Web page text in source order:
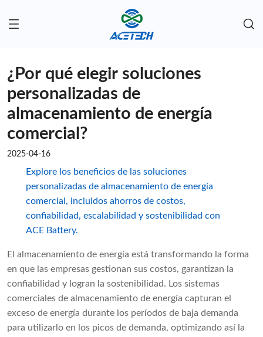
¿Por qué elegir soluciones
personalizadas de
almacenamiento de energía
comercial?
2025-04-16
Explore los beneficios de las soluciones
personalizadas de almacenamiento de energía
comercial, incluidos ahorros de costos,
confiabilidad, escalabilidad y sostenibilidad con
ACE Battery.
El almacenamiento de energía está transformando la forma
en que las empresas gestionan sus costos, garantizan la
confiabilidad y logran la sostenibilidad. Los sistemas
comerciales de almacenamiento de energía capturan el
exceso de energía durante los períodos de baja demanda
para utilizarlo en los picos de demanda, optimizando así la